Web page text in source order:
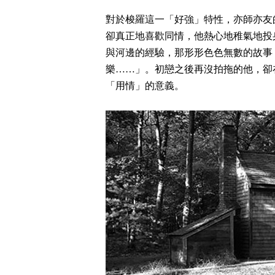
對於梭羅這一「好強」特性，亦師亦
卻真正地喜歡同情，他熱心地稚氣地
與河邊的經驗，那形形色色無數的故
樂……」。初戀之後再沒拍拖的他，卻
「用情」的意義。